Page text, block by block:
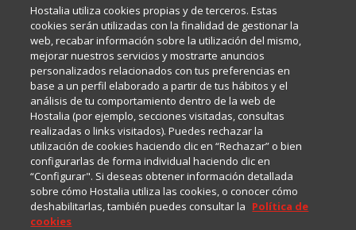
Internet y Tecnología.
Política de privacidad
Política de cookies
Aviso legal
Hostalia utiliza cookies propias y de terceros. Estas
cookies serán utilizadas con la finalidad de gestionar la
web, recabar información sobre la utilización del mismo,
mejorar nuestros servicios y mostrarte anuncios
personalizados relacionados con tus preferencias en
base a un perfil elaborado a partir de tus hábitos y el
análisis de tu comportamiento dentro de la web de
Hostalia (por ejemplo, secciones visitadas, consultas
realizadas o links visitados). Puedes rechazar la
utilización de cookies haciendo clic en “Rechazar” o bien
configurarlas de forma individual haciendo clic en
“Configurar". Si deseas obtener información detallada
sobre cómo Hostalia utiliza las cookies, o conocer cómo
deshabilitarlas, también puedes consultar la Política de
cookies